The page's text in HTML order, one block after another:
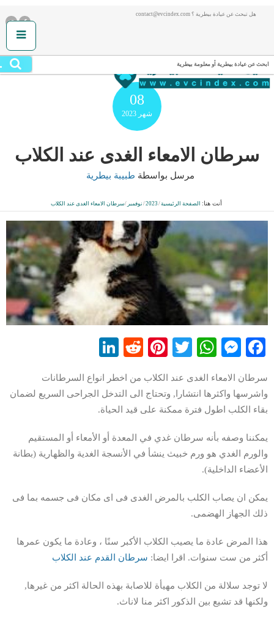
هل تبحث عن عيادة بيطرية ؟ contact@evcindex.com
ابحث عن عيادة بيطرية أو معلومة بيطرية
08
شهر 2023
سرطان الامعاء الغدى عند الكلاب
مرسل بواسطة طبيبة بيطرية
أنت هنا: الصفحة الرئيسية/
2023
/ نوفمبر /سرطان الامعاء الغدى عند الكلاب
Facebook
Messenger
WhatsApp
Twitter
Pinterest
Reddit
سرطان الامعاء الغدى عند الكلاب من اخطر انواع السرطانات
واشرسها واكثرها انتشارا, وتحتاج الى التدخل الجراحى السريع لضمان
بقاء الكلب اطول فترة ممكنة على قيد الحياة.
يمكننا وصفه بأنه سرطان غدي في المعدة أو الأمعاء أو المستقيم
والورم الغدي هو ورم خبيث ينشأ في الأنسجة الغدية والظهارية (بطانة
الأعضاء الداخلية).
يمكن ان يصاب الكلب بالمرض الغدى فى اى مكان فى جسمه بما فى
ذلك الجهاز الهضمى.
هذا المرض عادة ما يصيب الكلاب الأكبر سنًا ، وعادة ما يكون عمرها
أكثر من ست سنوات. اقرا ايضا: سرطان القدم عند الكلاب
لا توجد سلالة من الكلاب مهيأة للاصابة بهذه الحالة اكثر من غيرها,
ولكنها قد تشيع بين الذكور اكثر منا لاناث.